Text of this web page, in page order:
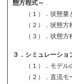
態方程式～
（１）．状態量
（２）．状態方
（３）．状態方
３．シミュレーシ
（１）．モデル
（２）．直流モ